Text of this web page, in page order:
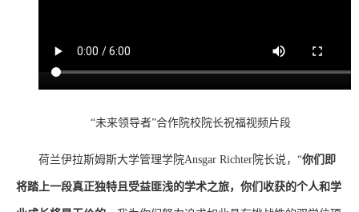
“未来领导者”合作院校院长祝福视频片段
荷兰伊拉斯姆斯大学管理学院Ansgar Richter院长说，“你们即
将踏上一段真正独特且受益匪浅的学术之旅，你们收获的个人和学